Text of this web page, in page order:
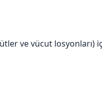
ve vücut losyonları)